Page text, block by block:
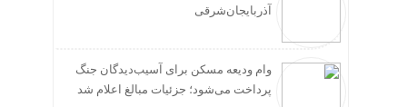
آذربایجان‌شرقی
وام ودیعه مسکن برای آسیب‌دیدگان جنگ
پرداخت می‌شود؛ جزئیات مبالغ اعلام شد